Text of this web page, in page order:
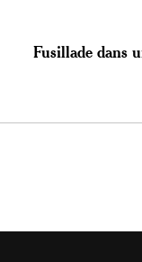
Fusillade dans